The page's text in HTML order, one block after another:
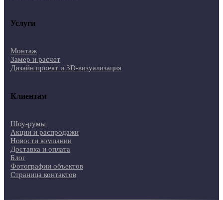
Услуги
Монтаж
Замер и расчет
Дизайн проект и 3D-визуализация
Клиентам
Шоу-румы
Акции и распродажи
Новости компании
Доставка и оплата
Блог
Фотографии объектов
Страница контактов